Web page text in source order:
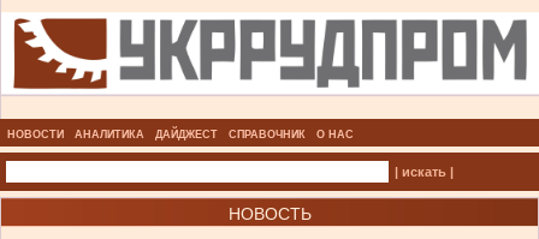
НОВОСТИ АНАЛИТИКА ДАЙДЖЕСТ СПРАВОЧНИК О НАС
| искать |
НОВОСТЬ